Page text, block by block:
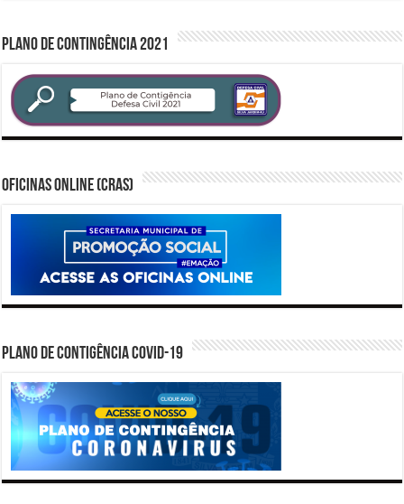
PLANO DE CONTINGÊNCIA 2021
Oficinas Online (CRAS)
PLANO DE CONTIGÊNCIA COVID-19